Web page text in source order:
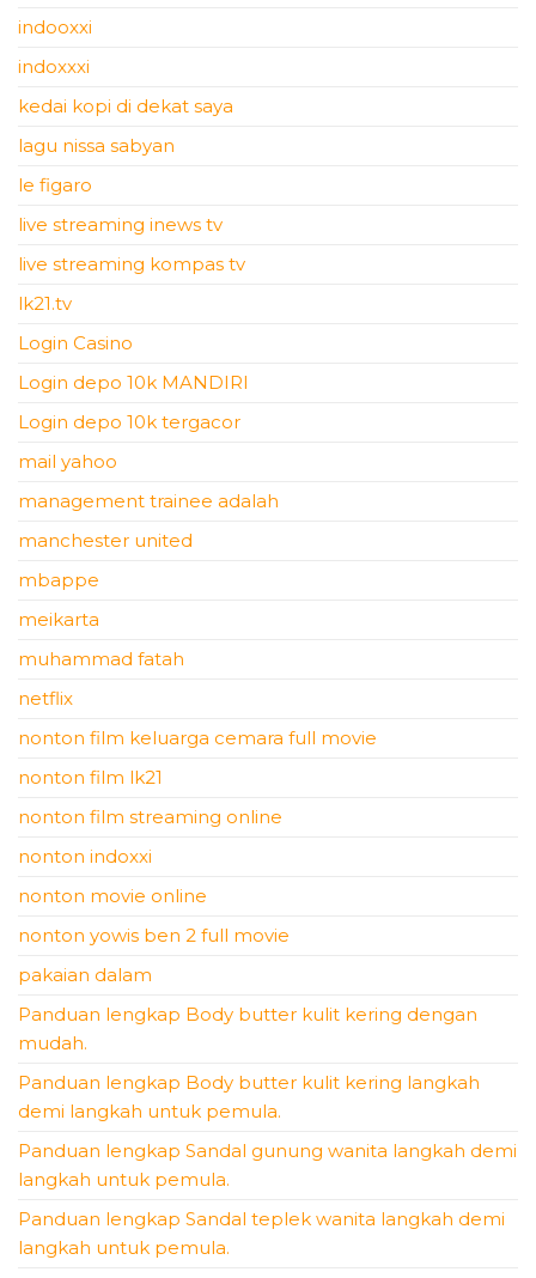
indooxxi
indoxxxi
kedai kopi di dekat saya
lagu nissa sabyan
le figaro
live streaming inews tv
live streaming kompas tv
lk21.tv
Login Casino
Login depo 10k MANDIRI
Login depo 10k tergacor
mail yahoo
management trainee adalah
manchester united
mbappe
meikarta
muhammad fatah
netflix
nonton film keluarga cemara full movie
nonton film lk21
nonton film streaming online
nonton indoxxi
nonton movie online
nonton yowis ben 2 full movie
pakaian dalam
Panduan lengkap Body butter kulit kering dengan
mudah.
Panduan lengkap Body butter kulit kering langkah
demi langkah untuk pemula.
Panduan lengkap Sandal gunung wanita langkah demi
langkah untuk pemula.
Panduan lengkap Sandal teplek wanita langkah demi
langkah untuk pemula.